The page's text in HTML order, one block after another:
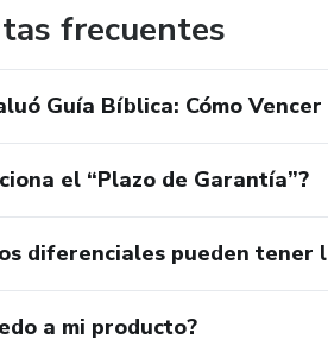
frecuentes
Guía Bíblica: Cómo
el “Plazo de Garantía”?
diferenciales pueden tener
a mi producto?